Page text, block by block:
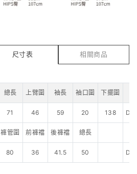
尺寸表 相關商品
總長 上臂圍 袖長 袖口圍 下擺圍
71 46 59 20 138
褲管圍 前褲襠 後褲襠 總長
80 36 41.5 50